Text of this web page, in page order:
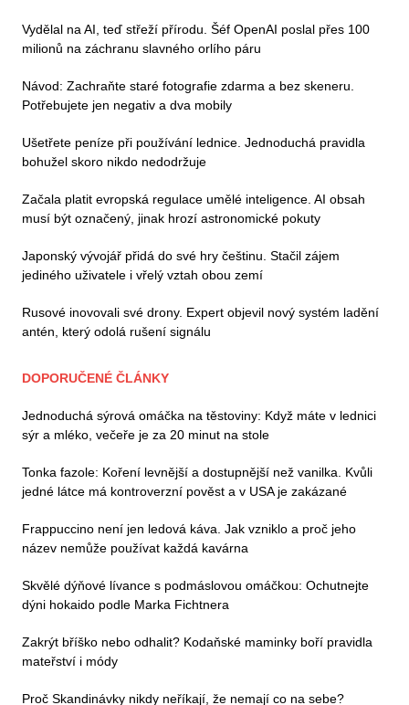
Vydělal na AI, teď střeží přírodu. Šéf OpenAI poslal přes 100
milionů na záchranu slavného orlího páru
Návod: Zachraňte staré fotografie zdarma a bez skeneru.
Potřebujete jen negativ a dva mobily
Ušetřete peníze při používání lednice. Jednoduchá pravidla
bohužel skoro nikdo nedodržuje
Začala platit evropská regulace umělé inteligence. AI obsah
musí být označený, jinak hrozí astronomické pokuty
Japonský vývojář přidá do své hry češtinu. Stačil zájem
jediného uživatele i vřelý vztah obou zemí
Rusové inovovali své drony. Expert objevil nový systém ladění
antén, který odolá rušení signálu
DOPORUČENÉ ČLÁNKY
Jednoduchá sýrová omáčka na těstoviny: Když máte v lednici
sýr a mléko, večeře je za 20 minut na stole
Tonka fazole: Koření levnější a dostupnější než vanilka. Kvůli
jedné látce má kontroverzní pověst a v USA je zakázané
Frappuccino není jen ledová káva. Jak vzniklo a proč jeho
název nemůže používat každá kavárna
Skvělé dýňové lívance s podmáslovou omáčkou: Ochutnejte
dýni hokaido podle Marka Fichtnera
Zakrýt bříško nebo odhalit? Kodaňské maminky boří pravidla
mateřství i módy
Proč Skandinávky nikdy neříkají, že nemají co na sebe?